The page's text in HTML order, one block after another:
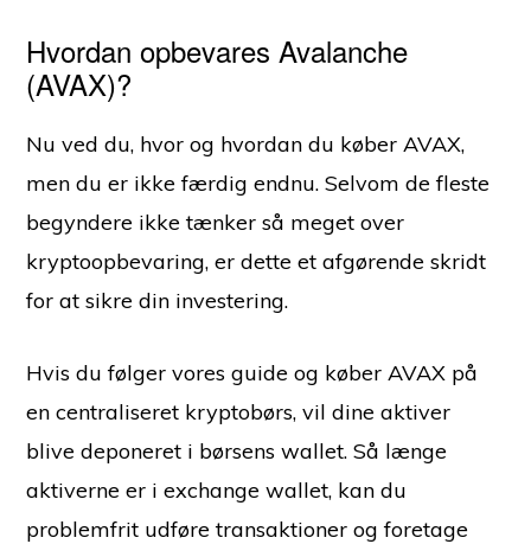
Hvordan opbevares Avalanche
(AVAX)?
Nu ved du, hvor og hvordan du køber AVAX,
men du er ikke færdig endnu. Selvom de fleste
begyndere ikke tænker så meget over
kryptoopbevaring, er dette et afgørende skridt
for at sikre din investering.
Hvis du følger vores guide og køber AVAX på
en centraliseret kryptobørs, vil dine aktiver
blive deponeret i børsens wallet. Så længe
aktiverne er i exchange wallet, kan du
problemfrit udføre transaktioner og foretage